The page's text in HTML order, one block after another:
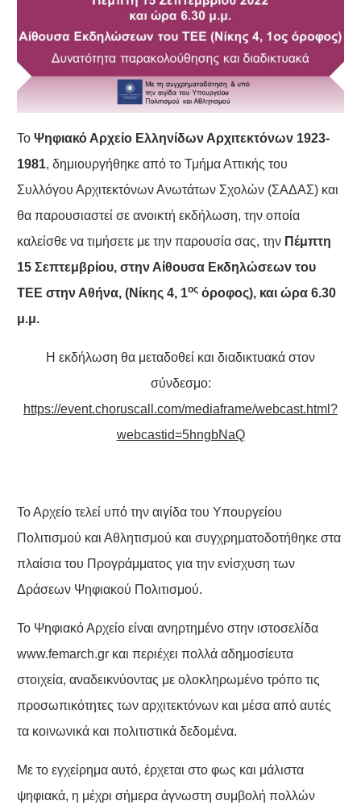
Το Ψηφιακό Αρχείο Ελληνίδων Αρχιτεκτόνων 1923-
1981, δημιουργήθηκε από το Τμήμα Αττικής του
Συλλόγου Αρχιτεκτόνων Ανωτάτων Σχολών (ΣΑΔΑΣ) και
θα παρουσιαστεί σε ανοικτή εκδήλωση, την οποία
καλείσθε να τιμήσετε με την παρουσία σας, την Πέμπτη
15 Σεπτεμβρίου, στην Αίθουσα Εκδηλώσεων του
ΤΕΕ στην Αθήνα, (Νίκης 4, 1οςόροφος), και ώρα 6.30
μ.μ.
Η εκδήλωση θα μεταδοθεί και διαδικτυακά στον
σύνδεσμο:
https://event.choruscall.com/mediaframe/webcast.html?
webcastid=5hngbNaQ
Το Αρχείο τελεί υπό την αιγίδα του Υπουργείου
Πολιτισμού και Αθλητισμού και συγχρηματοδοτήθηκε στα
πλαίσια του Προγράμματος για την ενίσχυση των
Δράσεων Ψηφιακού Πολιτισμού.
Το Ψηφιακό Αρχείο είναι ανηρτημένο στην ιστοσελίδα
www.femarch.grκαι περιέχει πολλά αδημοσίευτα
στοιχεία, αναδεικνύοντας με ολοκληρωμένο τρόπο τις
προσωπικότητες των αρχιτεκτόνων και μέσα από αυτές
τα κοινωνικά και πολιτιστικά δεδομένα.
Με το εγχείρημα αυτό, έρχεται στο φως και μάλιστα
ψηφιακά, η μέχρι σήμερα άγνωστη συμβολή πολλών